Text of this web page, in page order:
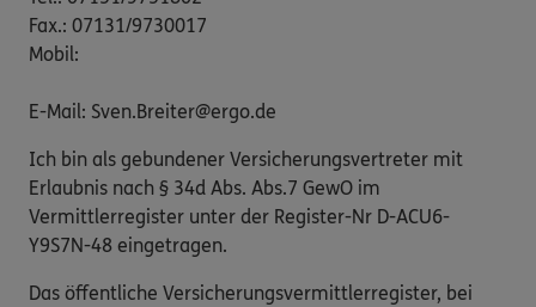
Fax.: 07131/9730017
Mobil:
E-Mail: Sven.Breiter@ergo.de
Ich bin als gebundener Versicherungsvertreter mit
Erlaubnis nach § 34d Abs. Abs.7 GewO im
Vermittlerregister unter der Register-Nr D-ACU6-
Y9S7N-48 eingetragen.
Das öffentliche Versicherungsvermittlerregister, bei